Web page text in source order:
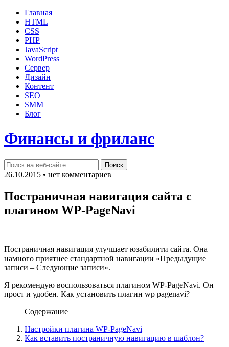
Главная
HTML
CSS
PHP
JavaScript
WordPress
Сервер
Дизайн
Контент
SEO
SMM
Блог
Финансы и фриланс
26.10.2015 • нет комментариев
Постраничная навигация сайта с
плагином WP-PageNavi
Постраничная навигация улучшает юзабилити сайта. Она
намного приятнее стандартной навигации «Предыдущие
записи – Следующие записи».
Я рекомендую воспользоваться плагином WP-PageNavi. Он
прост и удобен. Как установить плагин wp pagenavi?
Содержание
Настройки плагина WP-PageNavi
Как вставить постраничную навигацию в шаблон?